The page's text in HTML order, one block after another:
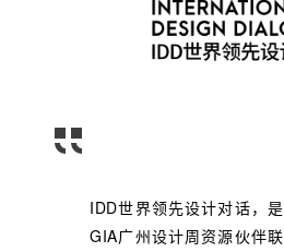
IDD世界领先设计对话，
GIA广州设计周资源伙伴